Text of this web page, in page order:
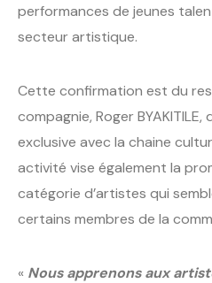
performances de jeunes
secteur artistique.
Cette confirmation est du
compagnie, Roger
exclusive avec la chaine
activité vise également la
catégorie d’artistes qui
certains membres de la
« Nous apprenons aux